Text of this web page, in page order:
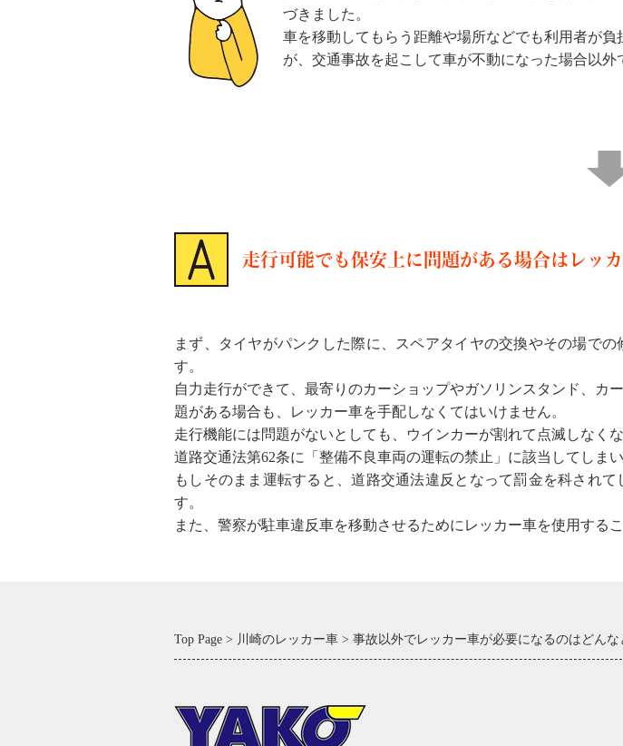
づきました。
車を移動してもらう距離や場所などでも利用者が
が、交通事故を起こして車が不動になった場合以
走行可能でも保安上に問題がある場合はレッ
まず、タイヤがパンクした際に、スペアタイヤの交換やその場で
す。
自力走行ができて、最寄りのカーショップやガソリンスタンド、カ
題がある場合も、レッカー車を手配しなくてはいけません。
走行機能には問題がないとしても、ウインカーが割れて点滅しなく
道路交通法第62条に「整備不良車両の運転の禁止」に該当してしまい
もしそのまま運転すると、道路交通法違反となって罰金を科され
す。
また、警察が駐車違反車を移動させるためにレッカー車を使用するこ
Top Page 川崎のレッカー車 事故以外でレッカー車が必要になるのはどんな